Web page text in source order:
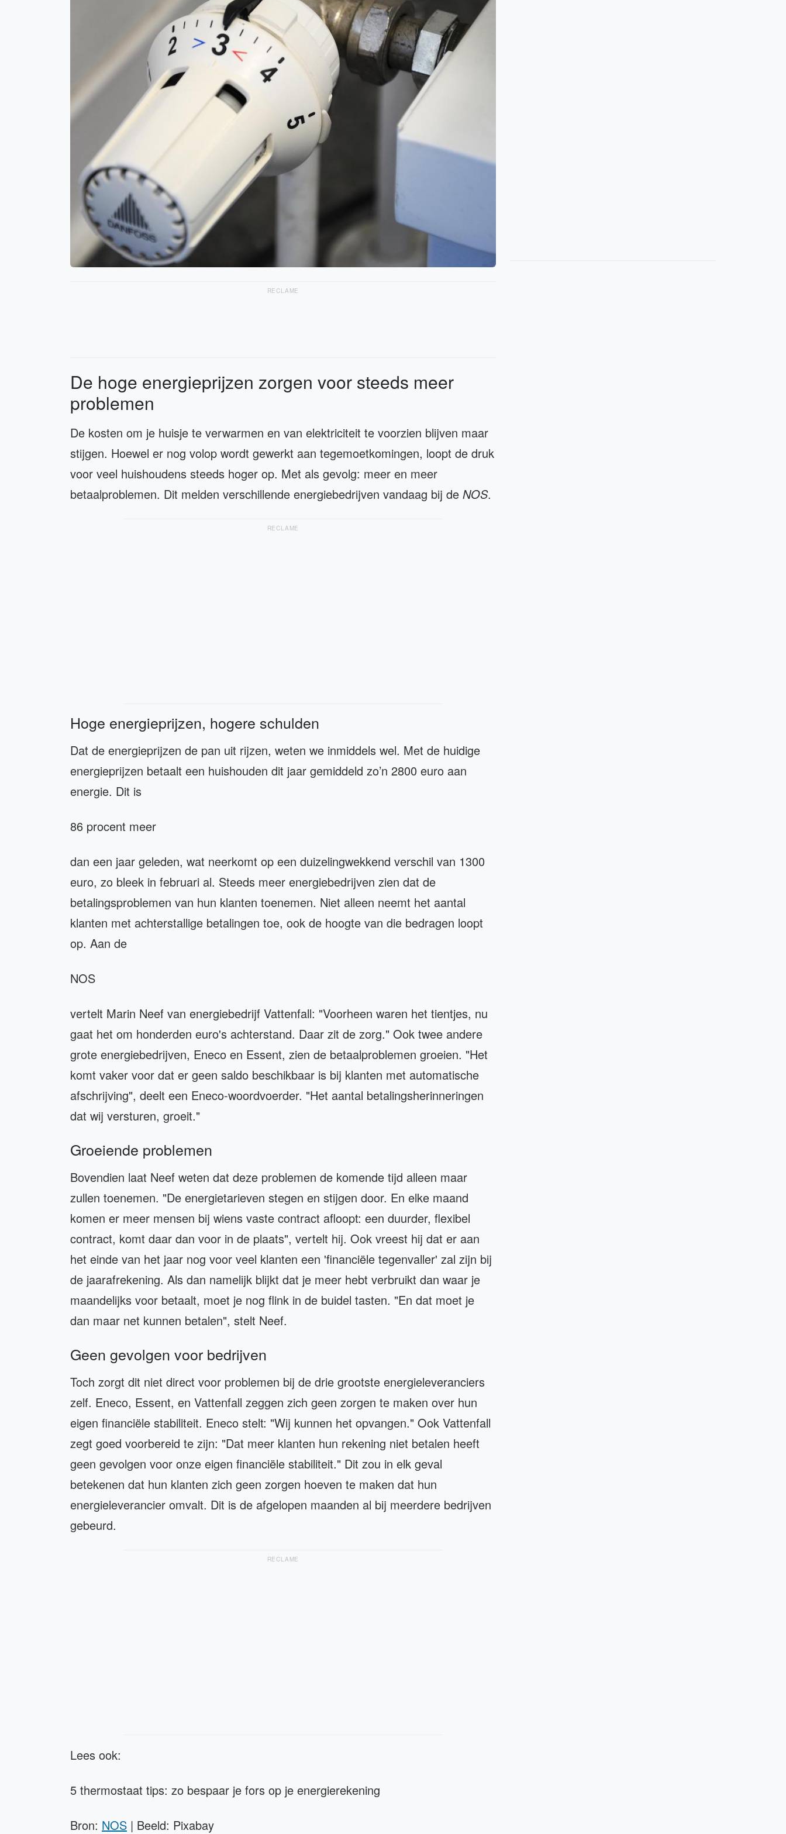
RECLAME
De hoge energieprijzen zorgen voor steeds meer
problemen
De kosten om je huisje te verwarmen en van elektriciteit te voorzien blijven maar
stijgen. Hoewel er nog volop wordt gewerkt aan tegemoetkomingen, loopt de druk
voor veel huishoudens steeds hoger op. Met als gevolg: meer en meer
betaalproblemen. Dit melden verschillende energiebedrijven vandaag bij de NOS.
RECLAME
Hoge energieprijzen, hogere schulden
Dat de energieprijzen de pan uit rijzen, weten we inmiddels wel. Met de huidige
energieprijzen betaalt een huishouden dit jaar gemiddeld zo’n 2800 euro aan
energie. Dit is
86 procent meer
dan een jaar geleden, wat neerkomt op een duizelingwekkend verschil van 1300
euro, zo bleek in februari al. Steeds meer energiebedrijven zien dat de
betalingsproblemen van hun klanten toenemen. Niet alleen neemt het aantal
klanten met achterstallige betalingen toe, ook de hoogte van die bedragen loopt
op. Aan de
NOS
vertelt Marin Neef van energiebedrijf Vattenfall: "Voorheen waren het tientjes, nu
gaat het om honderden euro's achterstand. Daar zit de zorg." Ook twee andere
grote energiebedrijven, Eneco en Essent, zien de betaalproblemen groeien. "Het
komt vaker voor dat er geen saldo beschikbaar is bij klanten met automatische
afschrijving", deelt een Eneco-woordvoerder. "Het aantal betalingsherinneringen
dat wij versturen, groeit."
Groeiende problemen
Bovendien laat Neef weten dat deze problemen de komende tijd alleen maar
zullen toenemen. "De energietarieven stegen en stijgen door. En elke maand
komen er meer mensen bij wiens vaste contract afloopt: een duurder, flexibel
contract, komt daar dan voor in de plaats", vertelt hij. Ook vreest hij dat er aan
het einde van het jaar nog voor veel klanten een 'financiële tegenvaller' zal zijn bij
de jaarafrekening. Als dan namelijk blijkt dat je meer hebt verbruikt dan waar je
maandelijks voor betaalt, moet je nog flink in de buidel tasten. "En dat moet je
dan maar net kunnen betalen", stelt Neef.
Geen gevolgen voor bedrijven
Toch zorgt dit niet direct voor problemen bij de drie grootste energieleveranciers
zelf. Eneco, Essent, en Vattenfall zeggen zich geen zorgen te maken over hun
eigen financiële stabiliteit. Eneco stelt: "Wij kunnen het opvangen." Ook Vattenfall
zegt goed voorbereid te zijn: "Dat meer klanten hun rekening niet betalen heeft
geen gevolgen voor onze eigen financiële stabiliteit." Dit zou in elk geval
betekenen dat hun klanten zich geen zorgen hoeven te maken dat hun
energieleverancier omvalt. Dit is de afgelopen maanden al bij meerdere bedrijven
gebeurd.
RECLAME
Lees ook:
5 thermostaat tips: zo bespaar je fors op je energierekening
Bron: NOS | Beeld: Pixabay